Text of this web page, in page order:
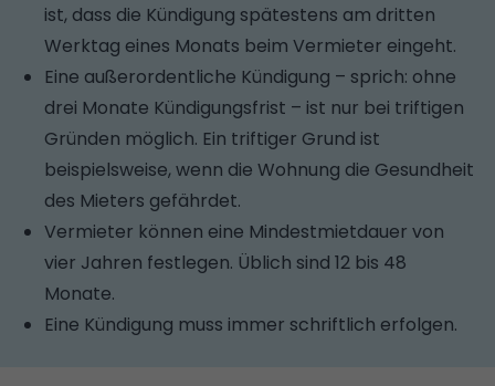
ist, dass die Kündigung spätestens am dritten
Werktag eines Monats beim Vermieter eingeht.
Eine außerordentliche Kündigung – sprich: ohne
drei Monate Kündigungsfrist – ist nur bei triftigen
Gründen möglich. Ein triftiger Grund ist
beispielsweise, wenn die Wohnung die Gesundheit
des Mieters gefährdet.
Vermieter können eine Mindestmietdauer von
vier Jahren festlegen. Üblich sind 12 bis 48
Monate.
Eine Kündigung muss immer schriftlich erfolgen.